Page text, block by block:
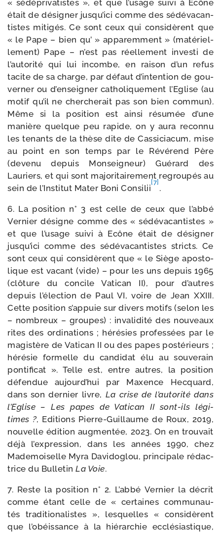
« sédé­pri­va­tistes », et que l’usage sui­vi à Ecône
était de dési­gner jusqu’ici comme des sédé­va­can­
tistes miti­gés. Ce sont ceux qui consi­dèrent que
« le Pape – bien qu’ » appa­rem­ment » (maté­riel­
le­ment) Pape – n’est pas réel­le­ment inves­ti de
l’autorité qui lui incombe, en rai­son d’un refus
tacite de sa charge, par défaut d’intention de gou­
ver­ner ou d’enseigner catho­li­que­ment l’Eglise (au
motif qu’il ne cher­che­rait pas son bien com­mun).
Même si la posi­tion est ain­si résu­mée d’une
manière quelque peu rapide, on y aura recon­nu
les tenants de la thèse dite de Cassiciacum, mise
au point en son temps par le Révérend Père
(deve­nu depuis Monseigneur) Guérard des
Lauriers, et qui sont majo­ri­tai­re­ment regrou­pés au
sein de l’Institut Mater Boni Consilii
[7]
.
6. La posi­tion n° 3 est celle de ceux que l’abbé
Vernier désigne comme des « sédé­va­can­tistes »
et que l’usage sui­vi à Ecône était de dési­gner
jusqu’ici comme des sédé­va­can­tistes stricts. Ce
sont ceux qui consi­dèrent que « le Siège apos­to­
lique est vacant (vide) – pour les uns depuis 1965
(clô­ture du concile Vatican II), pour d’autres
depuis l’élection de Paul VI, voire de Jean XXIII.
Cette posi­tion s’appuie sur divers motifs (selon les
– nom­breux – groupes) : inva­li­di­té des nou­veaux
rites des ordi­na­tions ; héré­sies pro­fes­sées par le
magis­tère de Vatican II ou des papes pos­té­rieurs ;
héré­sie for­melle du can­di­dat élu au sou­ve­rain
pon­ti­fi­cat ». Telle est, entre autres, la posi­tion
défen­due aujourd’hui par Maxence Hecquard,
dans son der­nier livre, La crise de l’au­to­ri­té dans
l’Eglise – Les papes de Vatican II sont-​ils légi­
times ?, Editions Pierre-​Guillaume de Roux, 2019,
nou­velle édi­tion aug­men­tée, 2023. On en trou­vait
déjà l’expression, dans les années 1990, chez
Mademoiselle Myra Davidoglou, prin­ci­pale rédac­
trice du Bulletin La Voie.
7. Reste la posi­tion n° 2. L’abbé Vernier la décrit
comme étant celle de « cer­taines com­mu­nau­
tés tra­di­tio­na­listes », les­quelles « consi­dèrent
que l’obéissance à la hié­rar­chie ecclé­sias­tique,